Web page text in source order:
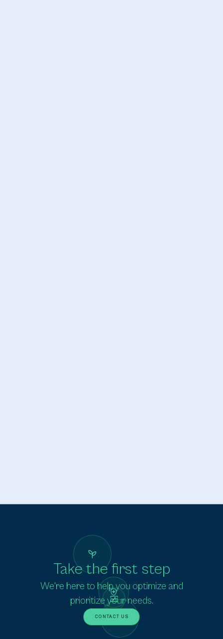
Take the first step
We're here to help you optimize and
prioritize your needs.
CONTACT US